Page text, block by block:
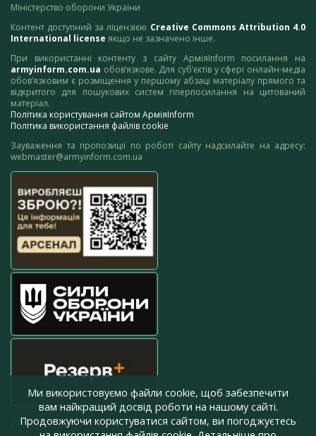
Міністерство оборони України
Контент доступний за ліцензією Creative Commons Attribution 4.0
International license якщо не зазначено інше.
При використанні контенту з сайту АрміяInform посилання на
armyinform.com.ua обов’язкове. Для суб’єктів у сфері онлайн-медіа
обов’язковим є розміщення у першому абзаці матеріалу прямого та
відкритого для пошукових систем гіперпосилання на цитований
матеріал.
Політика користування сайтом АрміяInform
Політика використання файлів cookie
Зауваження та пропозиції по роботі сайту надсилайте на адресу:
webmaster@armyinform.com.ua
press@armyinform.com.ua
Ми використовуємо файли cookie, щоб забезпечити
вам найкращий досвід роботи на нашому сайті.
Продовжуючи користуватися сайтом, ви погоджуєтесь